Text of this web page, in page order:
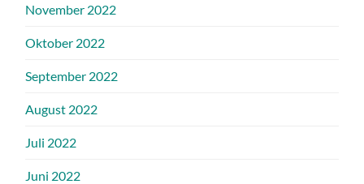
November 2022
Oktober 2022
September 2022
August 2022
Juli 2022
Juni 2022